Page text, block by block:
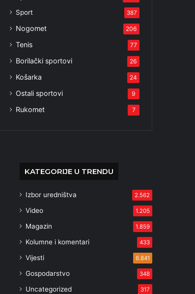
Sport 387
Nogomet 206
Tenis 77
Borilački sportovi 26
Košarka 24
Ostali sportovi 9
Rukomet 7
KATEGORIJE U TRENDU
Izbor uredništva 2.562
Video 1.205
Magazin 1.859
Kolumne i komentari 433
Vijesti 6.841
Gospodarstvo 348
Uncategorized 317